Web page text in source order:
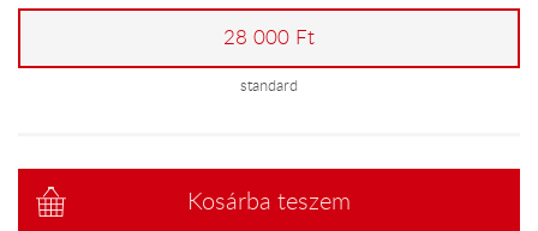
28 000 Ft
standard
Kosárba teszem